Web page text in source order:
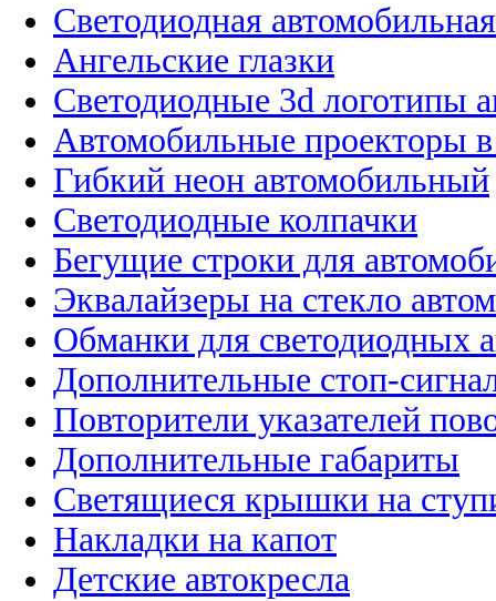
Светодиодная
Ангельские глазки
Светодиодные 3d логотипы
Автомобильные проекторы
Гибкий неон автомобильный
Светодиодные колпачки
Бегущие строки для
Эквалайзеры на стекло
Обманки для светодиодных
Дополнительные стоп-
Повторители указателей
Дополнительные габариты
Светящиеся крышки на
Накладки на капот
Детские автокресла